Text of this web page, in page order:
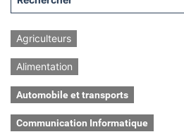
Agriculteurs
Alimentation
Automobile et transports
Communication Informatique